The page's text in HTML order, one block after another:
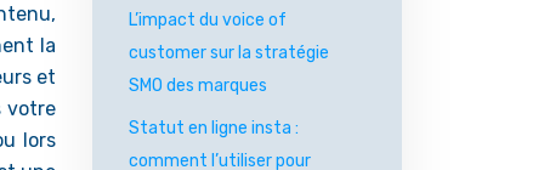
la
et
votre
lors
L’impact du voice of
customer sur la stratégie
SMO des marques
Statut en ligne insta :
comment l’utiliser pour